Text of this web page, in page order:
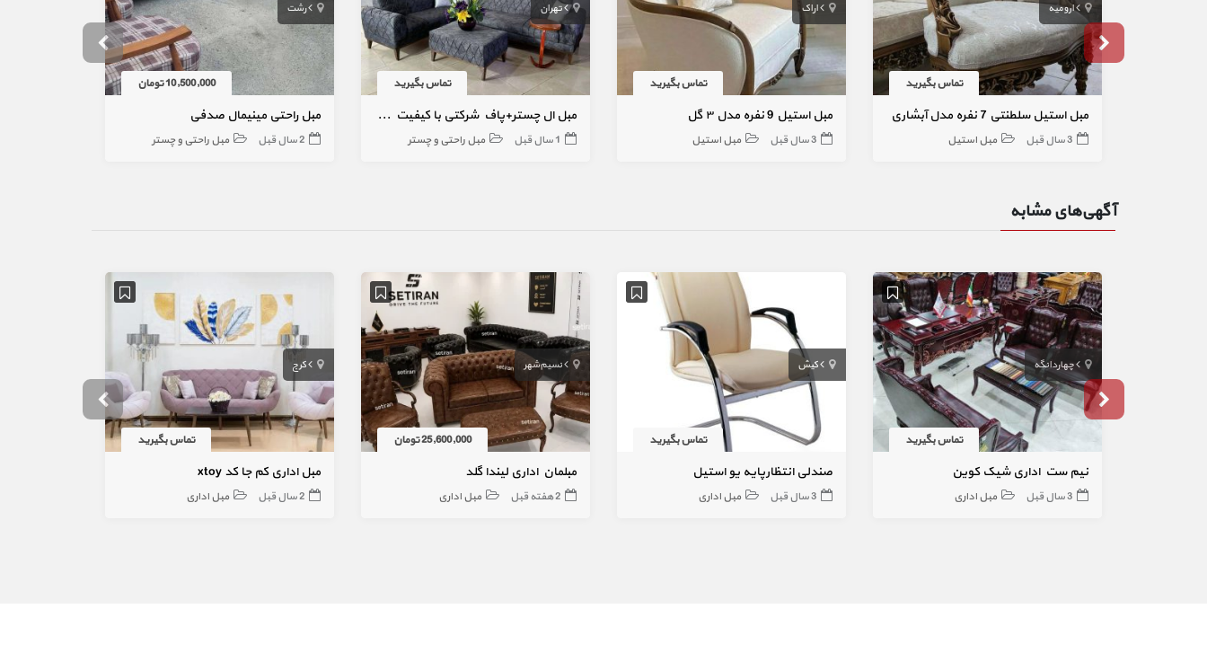
ارومیه
تماس بگیرید
مبل استیل سلطنتی 7 نفره مدل آبشاری
3 سال قبل مبل استیل
اراک
تماس بگیرید
مبل استیل 9 نفره مدل ۳ گل
3 سال قبل مبل استیل
تهران
تماس بگیرید
مبل ال چستر+پاف شرکتی با کیفیت و ابعاد دلخواه شما
1 سال قبل مبل راحتی و چستر
رشت
10,500,000 تومان
مبل راحتی مینیمال صدفی
2 سال قبل مبل راحتی و چستر
آگهی‌های مشابه
چهاردانگه
تماس بگیرید
نیم ست اداری شیک کوین
3 سال قبل مبل اداری
کیش
تماس بگیرید
صندلی انتظارپایه یو استیل
3 سال قبل مبل اداری
نسیم‌شهر
25,600,000 تومان
مبلمان اداری لیندا گلد
2 هفته قبل مبل اداری
کرج
تماس بگیرید
مبل اداری کم جا کد xtoy
2 سال قبل مبل اداری